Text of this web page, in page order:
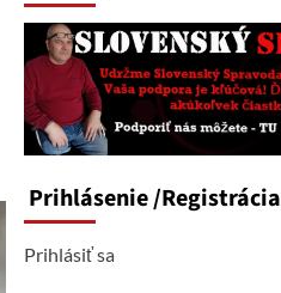
Prihlásenie/Registrácia
Prihlásiť sa